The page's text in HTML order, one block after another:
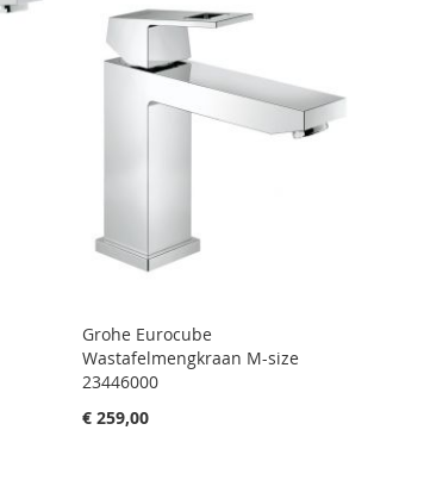
Grohe Eurocube
Wastafelmengkraan M-size
23446000
€ 259,00